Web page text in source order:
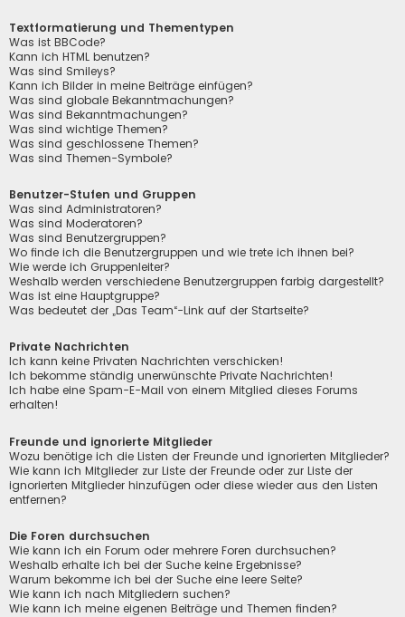
Textformatierung und Thementypen
Was ist BBCode?
Kann ich HTML benutzen?
Was sind Smileys?
Kann ich Bilder in meine Beiträge einfügen?
Was sind globale Bekanntmachungen?
Was sind Bekanntmachungen?
Was sind wichtige Themen?
Was sind geschlossene Themen?
Was sind Themen-Symbole?
Benutzer-Stufen und Gruppen
Was sind Administratoren?
Was sind Moderatoren?
Was sind Benutzergruppen?
Wo finde ich die Benutzergruppen und wie trete ich ihnen bei?
Wie werde ich Gruppenleiter?
Weshalb werden verschiedene Benutzergruppen farbig dargestellt?
Was ist eine Hauptgruppe?
Was bedeutet der „Das Team“-Link auf der Startseite?
Private Nachrichten
Ich kann keine Privaten Nachrichten verschicken!
Ich bekomme ständig unerwünschte Private Nachrichten!
Ich habe eine Spam-E-Mail von einem Mitglied dieses Forums
erhalten!
Freunde und ignorierte Mitglieder
Wozu benötige ich die Listen der Freunde und ignorierten Mitglieder?
Wie kann ich Mitglieder zur Liste der Freunde oder zur Liste der
ignorierten Mitglieder hinzufügen oder diese wieder aus den Listen
entfernen?
Die Foren durchsuchen
Wie kann ich ein Forum oder mehrere Foren durchsuchen?
Weshalb erhalte ich bei der Suche keine Ergebnisse?
Warum bekomme ich bei der Suche eine leere Seite?
Wie kann ich nach Mitgliedern suchen?
Wie kann ich meine eigenen Beiträge und Themen finden?